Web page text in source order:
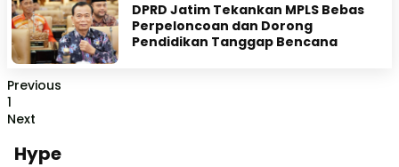
DPRD Jatim Tekankan MPLS Bebas
Perpeloncoan dan Dorong
Pendidikan Tanggap Bencana
Previous
1
Next
Hype